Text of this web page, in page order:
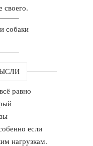
своего.
собаки
равно
если
нагрузкам.